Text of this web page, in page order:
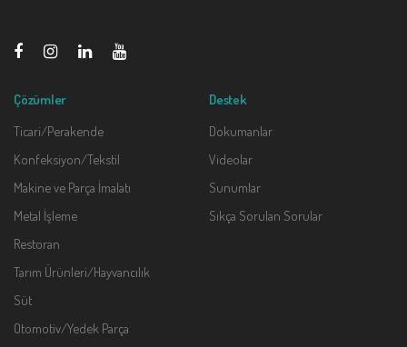
Çözümler
Ticari/Perakende
Konfeksiyon/Tekstil
Makine ve Parça İmalatı
Metal İşleme
Restoran
Tarım Ürünleri/Hayvancılık
Süt
Otomotiv/Yedek Parça
Destek
Dokumanlar
Videolar
Sunumlar
Sıkça Sorulan Sorular